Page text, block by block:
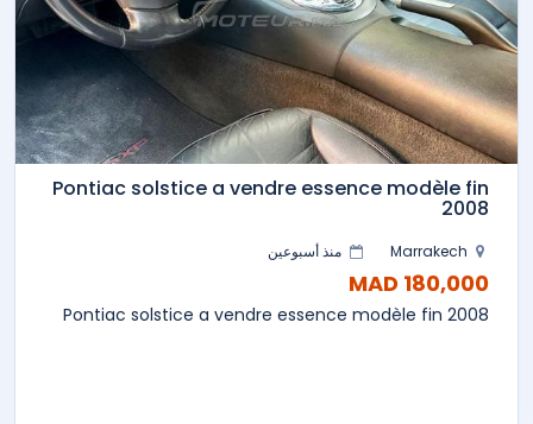
Pontiac solstice a vendre essence modèle fin
2008
منذ أسبوعين
180,000 MAD
Pontiac solstice a vendre essence modèle fin 2008